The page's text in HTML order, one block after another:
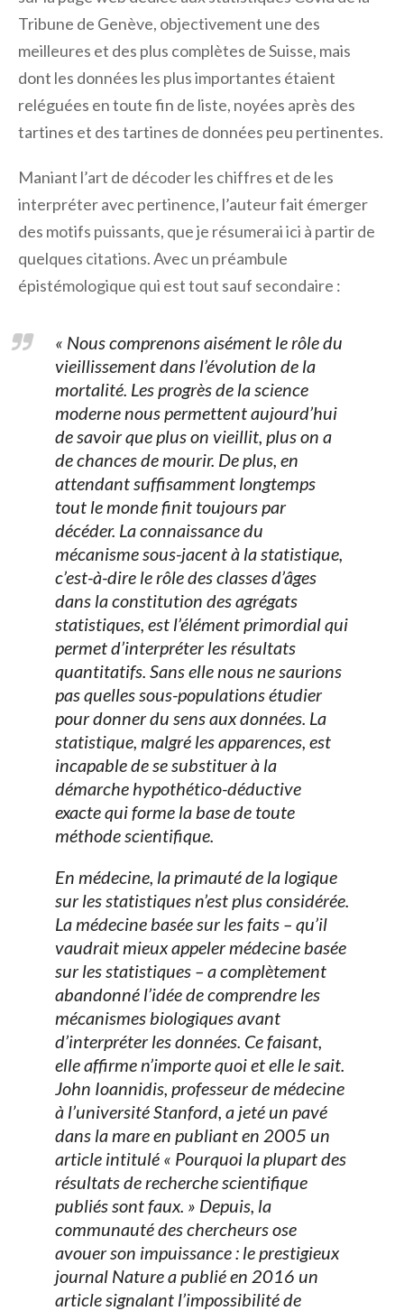
Tribune de Genève, objectivement une des
meilleures et des plus complètes de Suisse, mais
dont les données les plus importantes étaient
reléguées en toute fin de liste, noyées après des
tartines et des tartines de données peu pertinentes.
Maniant l’art de décoder les chiffres et de les
interpréter avec pertinence, l’auteur fait émerger
des motifs puissants, que je résumerai ici à partir de
quelques citations. Avec un préambule
épistémologique qui est tout sauf secondaire :
« Nous comprenons aisément le rôle du
vieillissement dans l’évolution de la
mortalité. Les progrès de la science
moderne nous permettent aujourd’hui
de savoir que plus on vieillit, plus on a
de chances de mourir. De plus, en
attendant suffisamment longtemps
tout le monde finit toujours par
décéder. La connaissance du
mécanisme sous-jacent à la statistique,
c’est-à-dire le rôle des classes d’âges
dans la constitution des agrégats
statistiques, est l’élément primordial qui
permet d’interpréter les résultats
quantitatifs. Sans elle nous ne saurions
pas quelles sous-populations étudier
pour donner du sens aux données. La
statistique, malgré les apparences, est
incapable de se substituer à la
démarche hypothético-déductive
exacte qui forme la base de toute
méthode scientifique.
En médecine, la primauté de la logique
sur les statistiques n’est plus considérée.
La médecine basée sur les faits – qu’il
vaudrait mieux appeler médecine basée
sur les statistiques – a complètement
abandonné l’idée de comprendre les
mécanismes biologiques avant
d’interpréter les données. Ce faisant,
elle affirme n’importe quoi et elle le sait.
John Ioannidis, professeur de médecine
à l’université Stanford, a jeté un pavé
dans la mare en publiant en 2005 un
article intitulé « Pourquoi la plupart des
résultats de recherche scientifique
publiés sont faux. » Depuis, la
communauté des chercheurs ose
avouer son impuissance : le prestigieux
journal Nature a publié en 2016 un
article signalant l’impossibilité de